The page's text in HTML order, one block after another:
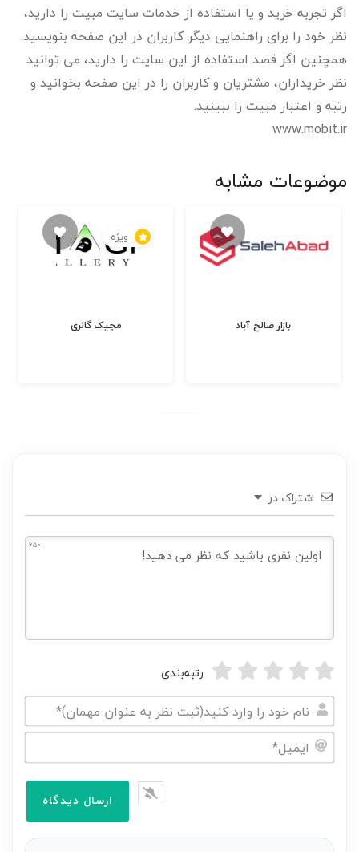
اگر تجربه خرید و یا استفاده از خدمات سایت مبیت را دارید،
نظر خود را برای راهنمایی دیگر کاربران در این صفحه بنویسید.
همچنین اگر قصد استفاده از این سایت را دارید، می توانید
نظر خریداران، مشتریان و کاربران را در این صفحه بخوانید و
رتبه و اعتبار مبیت را ببینید.
www.mobit.ir
موضوعات مشابه
ویژه
مجیک گالری بازار صالح آباد
اشتراک در
650
رتبه‌بندی
نام
خود
نظر